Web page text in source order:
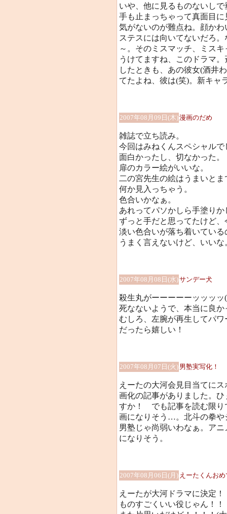
いや、他に見るものないし
手も止まっちゃって真面目
気がないのが難点ね。顔か
ステスには向いてないだろ
～。そのミスマッチ、ミス
うけてますね、このドラマ
したときも、あの彼女(酒井
てたよね、彼は(笑)。新キャ
2007年08月09日(木)漫画のだめ
雑誌で立ち読み。
今回はみねくんスペシャルで
面白かったし、切なかった。
扉のカラー絵がいいな。
二の宮先生の絵はうまいと
何か見入っちゃう。
色合いかなぁ。
あれってパソかしら手塗りか
ずっと手だと思ってたけど
淡い色合いが落ち着いてい
うまく言えないけど、いいな
2007年08月08日(水)サンデー犬
殺生丸がーーーーーッッッッ
死なないようで、本当に良か
むしろ、左腕が再生してパ
だったら嬉しい！
2007年08月07日(火) 男塾実写化！
えーたの大河会見目当てに
画化の記事がありました。
すか！ でも記事を読む限り
画になりそう…。北斗の拳や
男塾じゃ尚弱いわなぁ。ア
になりそう。
2007年08月06日(月) えーたくんお
えーたが大河ドラマに決定
ものすごくいい役じゃん！